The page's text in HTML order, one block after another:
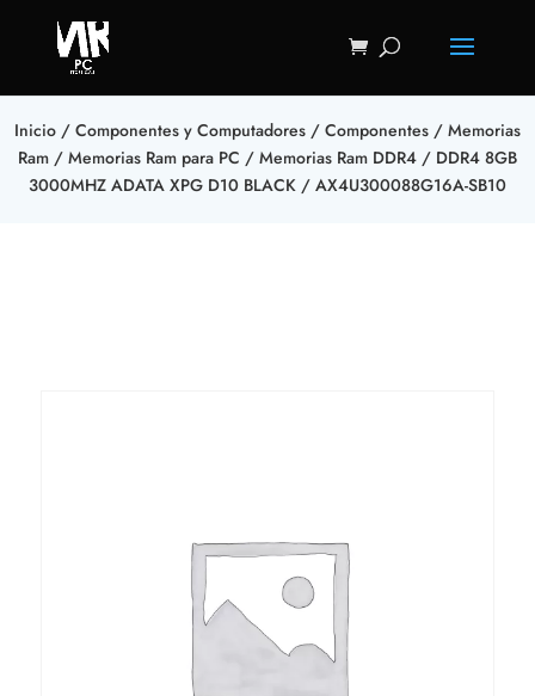
Inicio / Componentes y Computadores / Componentes / Memorias
Ram / Memorias Ram para PC / Memorias Ram DDR4 / DDR4 8GB
3000MHZ ADATA XPG D10 BLACK / AX4U300088G16A-SB10